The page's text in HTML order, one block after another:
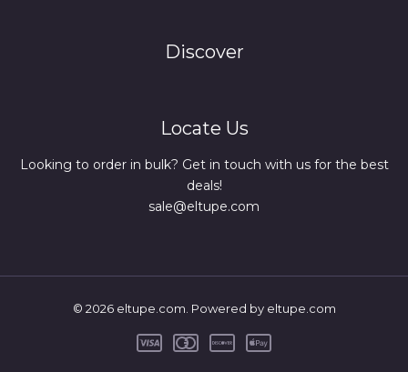
Discover
Locate Us
Looking to order in bulk? Get in touch with us for the best
deals!
sale@eltupe.com
© 2026 eltupe.com. Powered by eltupe.com